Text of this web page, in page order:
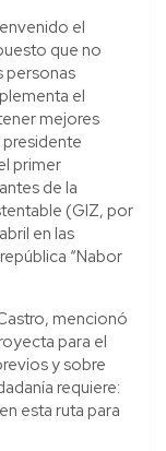
el
que no
personas
el
mejores
presidente
primer
de la
(GIZ, por
en las
“Nabor
mencionó
para el
y sobre
requiere:
esta ruta para